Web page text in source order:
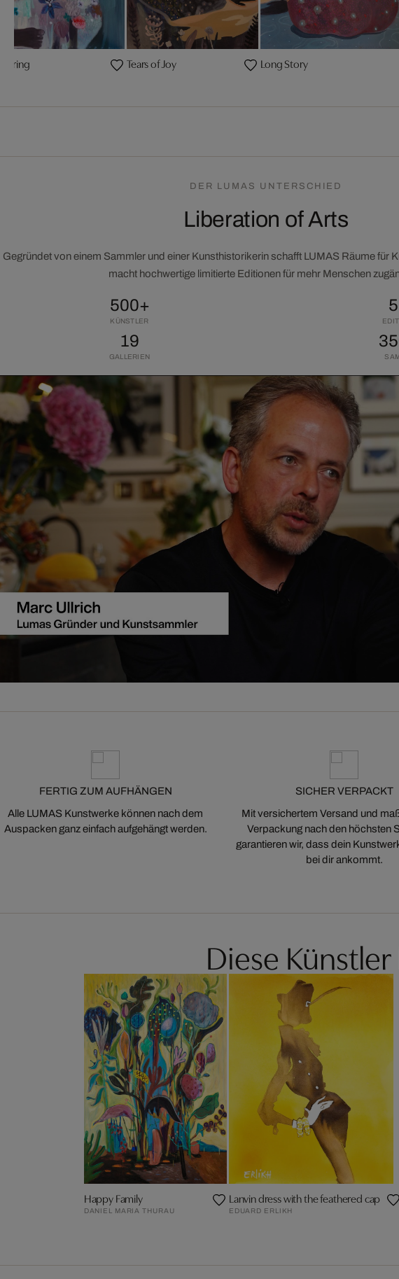
Tears of Joy Long Story
DER LUMAS UNTERSCHIED
Liberation of Arts
Gegründet von einem Sammler und einer Kunsthistorikerin schafft LUMAS Räume für
macht hochwertige limitierte Editionen für mehr Menschen
500+
KÜNSTLER
19
GALLERIEN
FERTIG ZUM AUFHÄNGEN
Alle LUMAS Kunstwerke können nach dem
Auspacken ganz einfach aufgehängt werden.
SICHER VERPACKT
Mit versichertem Versand und
Verpackung nach den höchsten
garantieren wir, dass dein
bei dir ankommt.
Diese
Happy Family
DANIEL MARIA THURAU
Lanvin dress with the feathered cap
EDUARD ERLIKH